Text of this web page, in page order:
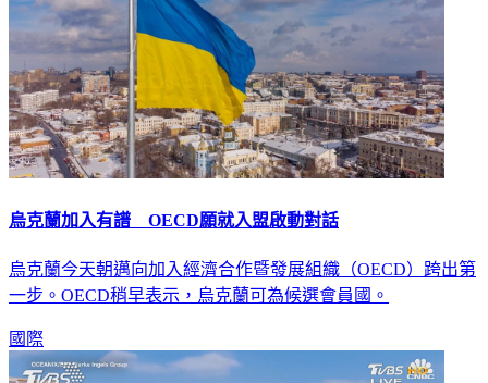
烏克蘭加入有譜 OECD願就入盟啟動對話
烏克蘭今天朝邁向加入經濟合作暨發展組織（OECD）跨出第
一步。OECD稍早表示，烏克蘭可為候選會員國。
國際